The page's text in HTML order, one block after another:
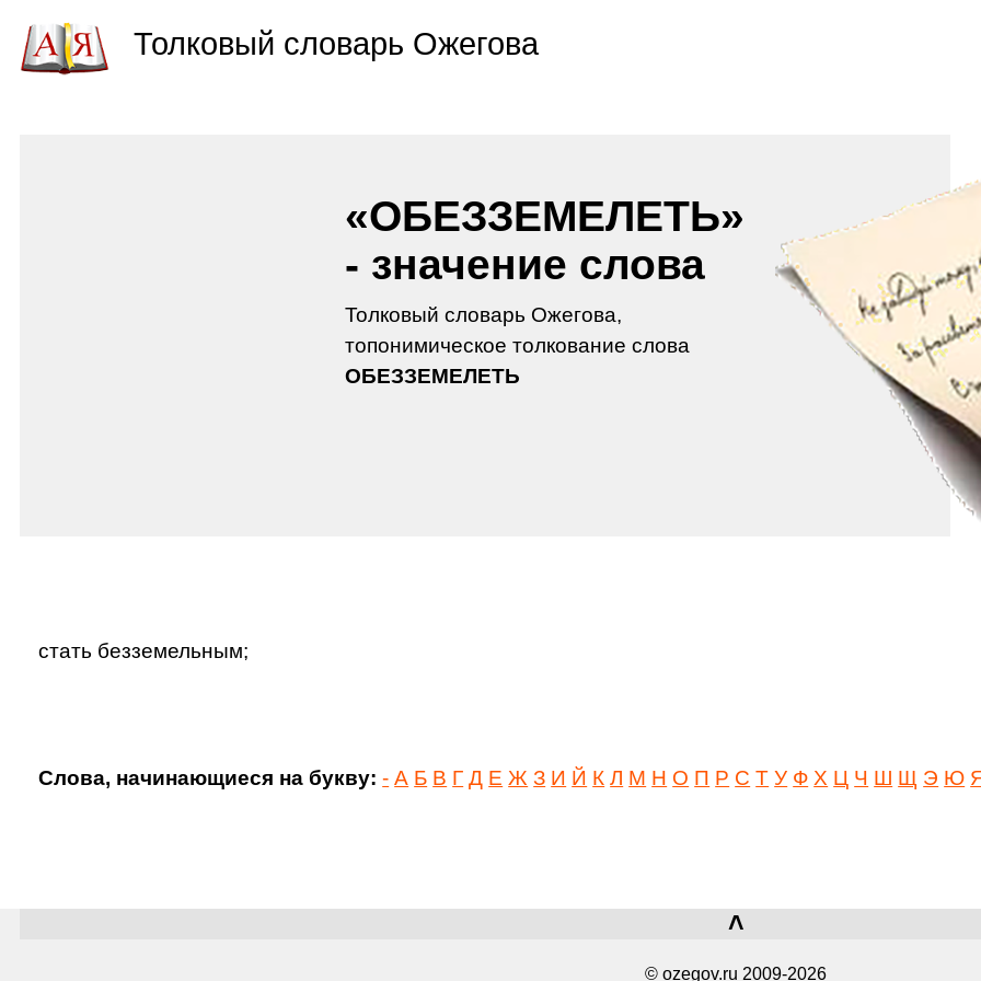
«ОБЕЗЗЕМЕЛЕТЬ»
- значение слова
Толковый словарь Ожегова,
топонимическое толкование слова
ОБЕЗЗЕМЕЛЕТЬ
стать безземельным;
Слова, начинающиеся на букву: - А Б В Г Д Е Ж З И Й К Л М Н О П Р С Т У Ф Х Ц Ч Ш Щ Э Ю
˄
© ozegov.ru 2009-2026
Толковый словарь Ожегова